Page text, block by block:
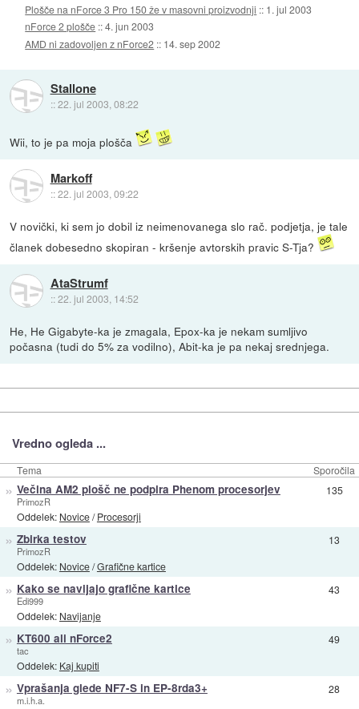
Plošče na nForce 3 Pro 150 že v masovni proizvodnji :: 1. jul 2003
nForce 2 plošče ::4. jun 2003
AMD ni zadovoljen z nForce2 :: 14. sep 2002
Stallone
::22. jul 2003, 08:22
Wii, to je pa moja plošča
Markoff
::22. jul 2003, 09:22
V novički, ki sem jo dobil iz neimenovanega slo rač. podjetja, je tale
članek dobesedno skopiran - kršenje avtorskih pravic S-Tja?
AtaStrumf
::22. jul 2003, 14:52
He, He Gigabyte-ka je zmagala, Epox-ka je nekam sumljivo
počasna (tudi do 5% za vodilno), Abit-ka je pa nekaj srednjega.
Vredno ogleda ...
Tema Sporočila
» Večina AM2 plošč ne podpira Phenom procesorjev
PrimozR
Oddelek: Novice/Procesorji
135
» Zbirka testov
PrimozR
Oddelek: Novice/Grafične kartice
13
» Kako se navijajo grafične kartice
Edi999
Oddelek: Navijanje
43
» KT600 ali nForce2
tac
Oddelek: Kaj kupiti
49
» Vprašanja glede NF7-S in EP-8rda3+
m.i.h.a.
28